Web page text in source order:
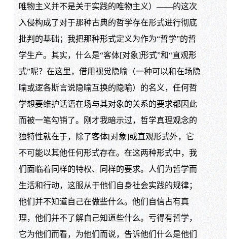
唯物主义并不是关于实践的唯物主义）——的这次
入侵构成了对于那种古典的哲学存在形式进行彻底
批判的基础；我把那种形式定义为作为“哲学”的哲
学生产。其实，什么是“客体[对象]形式”和“直观形
式”呢？在这里，借用视觉隐喻（一种可以和在场隐
喻或逻各斯言说隐喻互换的隐喻）的名义，任何哲
学想要维护话语在场与其对象的关系的要求都因此
而被一笔勾销了。刚才我暗示过，哲学真理观念的
独特性就在于，除了客体[对象]或直观形式外，它
不可能以其他任何形式存在。在这两种形式中，我
们面临着同样的特权、同样的要求。人们为哲学而
生活和行动，这服从于他们自身社会实践的规律；
他们并不知道自己在做些什么。他们自信占有真
理，他们并不了解自己知道些什么。亏得有哲学，
它为他们而看，为他们而说，告诉他们什么是他们